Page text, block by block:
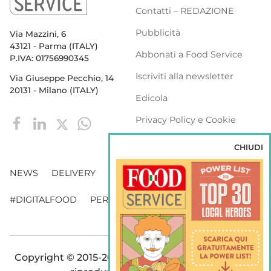
Via Mazzini, 6
43121 - Parma (ITALY)
P.IVA: 01756990345
Via Giuseppe Pecchio, 14
20131 - Milano (ITALY)
Contatti – REDAZIONE
Pubblicità
Abbonati a Food Service
Iscriviti alla newsletter
Edicola
Privacy Policy e Cookie
NEWS DELIVERY DISTRIBUZIONE
#DIGITALFOOD PERSONE WEBINAR VENDING
Copyright © 2015-2026 FOOD S.r.l. - Tutti i diritti di
CHIUDI